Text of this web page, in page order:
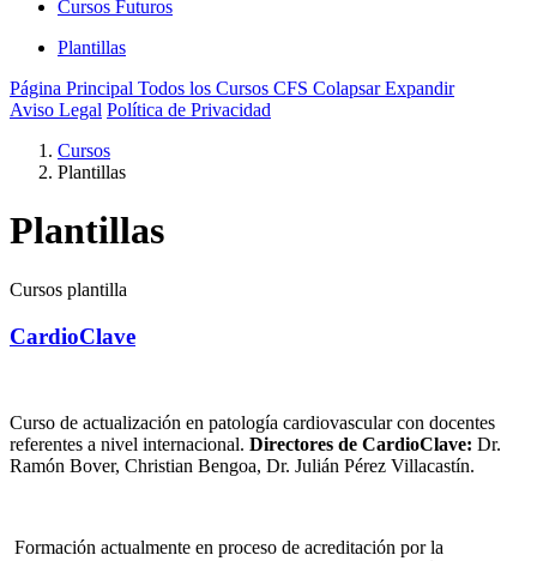
Cursos Futuros
Plantillas
Página Principal Todos los Cursos CFS ColapsarExpandir
Aviso Legal Política de Privacidad
Cursos
Plantillas
Plantillas
Cursos plantilla
CardioClave
Curso de actualización en patología cardiovascular con docentes
referentes a nivel internacional. Directores de CardioClave: Dr.
Ramón Bover, Christian Bengoa, Dr. Julián Pérez Villacastín.
Formación actualmente en proceso de acreditación por la